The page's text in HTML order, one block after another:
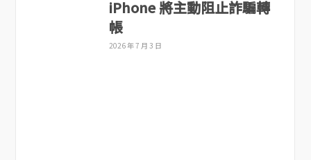
iPhone 將主動阻止詐騙轉
帳
2026 年 7 月 3 日